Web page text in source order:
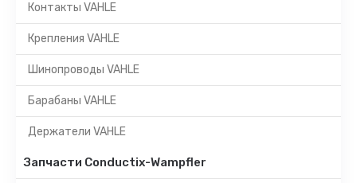
Контакты VAHLE
Крепления VAHLE
Шинопроводы VAHLE
Барабаны VAHLE
Держатели VAHLE
Запчасти Conductix-Wampfler